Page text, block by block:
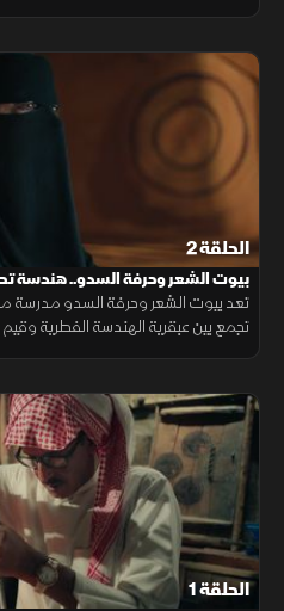
الحلقة 2
بيوت الشعر وحرفة السدو.. هندسة
تعد بيوت الشعر وحرفة السدو مدرسة
تجمع بين عبقرية الهندسة الفطرية
الحلقة 1